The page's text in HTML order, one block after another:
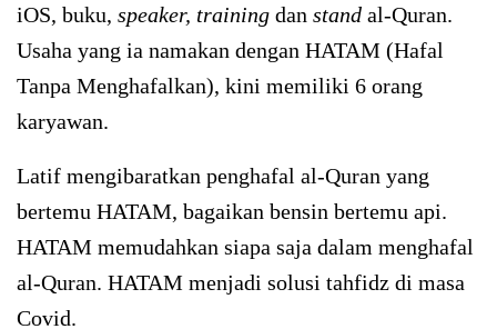
iOS, buku, speaker, training dan stand al-Quran.
Usaha yang ia namakan dengan HATAM (Hafal
Tanpa Menghafalkan), kini memiliki 6 orang
karyawan.
Latif mengibaratkan penghafal al-Quran yang
bertemu HATAM, bagaikan bensin bertemu api.
HATAM memudahkan siapa saja dalam menghafal
al-Quran. HATAM menjadi solusi tahfidz di masa
Covid.